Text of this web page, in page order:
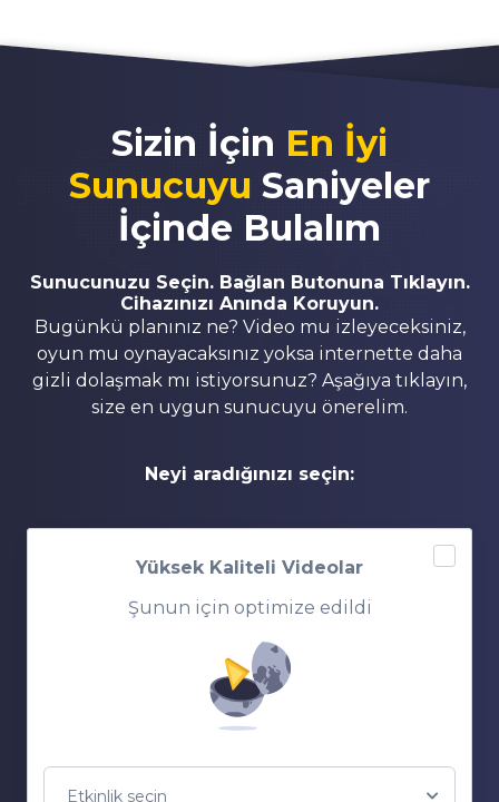
Sizin İçin En İyi
Sunucuyu Saniyeler
İçinde Bulalım
Sunucunuzu Seçin. Bağlan Butonuna Tıklayın.
Cihazınızı Anında Koruyun.
Bugünkü planınız ne? Video mu izleyeceksiniz,
oyun mu oynayacaksınız yoksa internette daha
gizli dolaşmak mı istiyorsunuz? Aşağıya tıklayın,
size en uygun sunucuyu önerelim.
Neyi aradığınızı seçin:
Yüksek Kaliteli Videolar
Şunun için optimize edildi
Etkinlik seçin